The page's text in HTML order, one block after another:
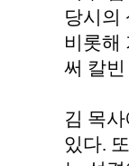
당시의
비롯해
써 칼
김 목
있다.